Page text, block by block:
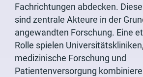
Fachrichtungen abdecken.
sind zentrale Akteure in der
angewandten Forschung. Eine
Rolle spielen
medizinische Forschung und
Patientenversorgung